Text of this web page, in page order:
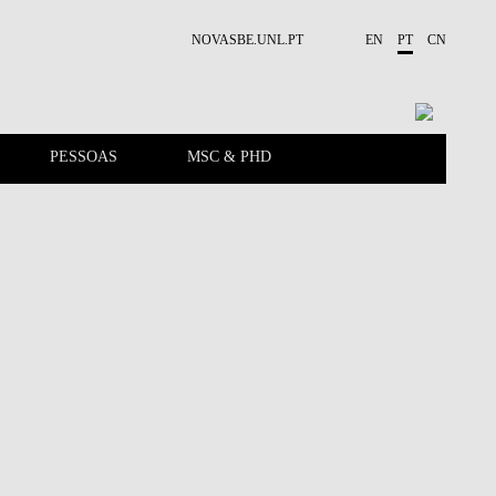
NOVASBE.UNL.PT EN PT CN
PESSOAS MSC & PHD